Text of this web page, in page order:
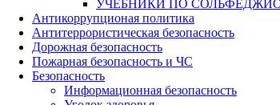
УЧЕБНИКИ ПО
Антикоррупционая политика
Антитеррористическая безопасность
Дорожная безопасность
Пожарная безопасность и ЧС
Безопасность
Информационная безопасность